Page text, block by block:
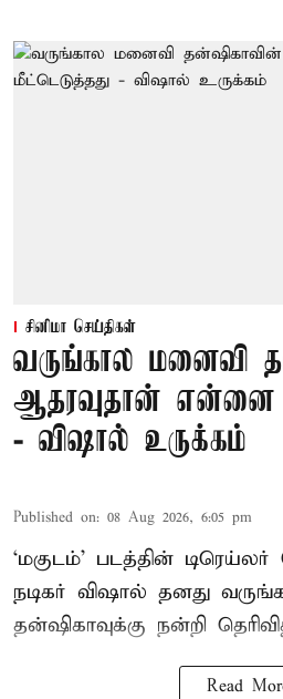
சினிமா செய்திகள்
வருங்கால மனைவி
ஆதரவுதான் என்னை
- விஷால் உருக்கம்
Published on: 08 Aug 2026, 6:05 pm
‘மகுடம்’ படத்தின்
நடிகர் விஷால் தனது
தன்ஷிகாவுக்கு நன்றி
Read